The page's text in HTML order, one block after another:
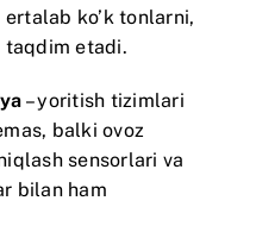
ko’k tonlarni,
taqdim etadi.
– yoritish tizimlari
balki ovoz
sensorlari va
bilan ham